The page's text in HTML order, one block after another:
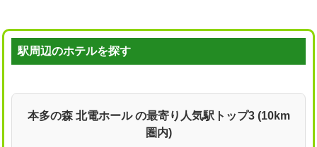
駅周辺のホテルを探す
本多の森 北電ホール の最寄り人気駅トップ3 (10km
圏内)